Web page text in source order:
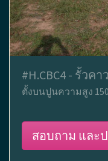
#H.CBC4 - รั้วค
ตั้งบนปูนความสูง
สอบถาม และ